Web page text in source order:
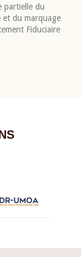
partielle du
et du marquage
Fiduciaire